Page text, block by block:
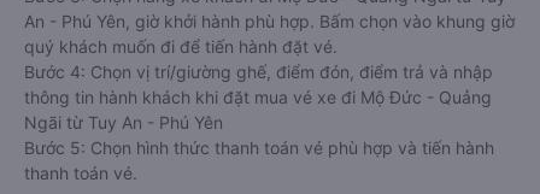
- Phú Yên nào của quý khách tại trang webVexere.com đều
được Vexere cam kết giải quyết sự cố. Chính sách tặng
coupon giảm giá hoặc hoàn tiền sẽ tùy theo từng trường hợp
sự việc.
Hướng dẫn đặt vé tại Vexere.com:
Bước 1: Truy cập vào website Vexere hoặc tải app Vexere trên
CH Play hoặc App Store.